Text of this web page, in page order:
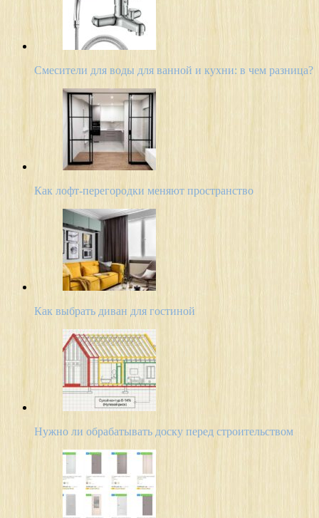
Смесители для воды для ванной и кухни: в чем разница?
Как лофт-перегородки меняют пространство
Как выбрать диван для гостиной
Нужно ли обрабатывать доску перед строительством